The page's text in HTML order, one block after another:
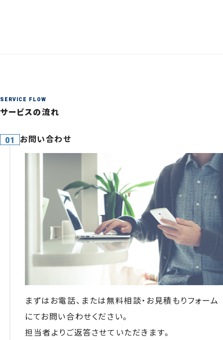
SERVICE FLOW
サービスの流れ
お問い合わせ
まずはお電話、または無料相談・お見積もりフォーム
にてお問い合わせください。
担当者よりご返答させていただきます。